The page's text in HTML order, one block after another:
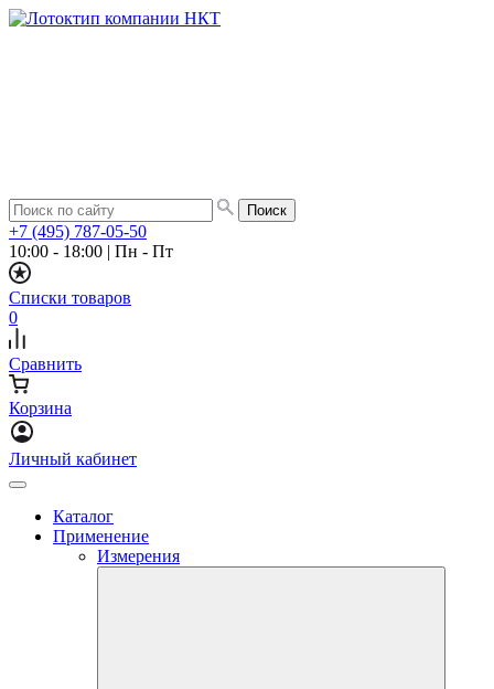
+7 (495) 787-05-50
10:00 - 18:00 | Пн - Пт
Списки товаров
0
Сравнить
Корзина
Личный кабинет
Каталог
Применение
Измерения